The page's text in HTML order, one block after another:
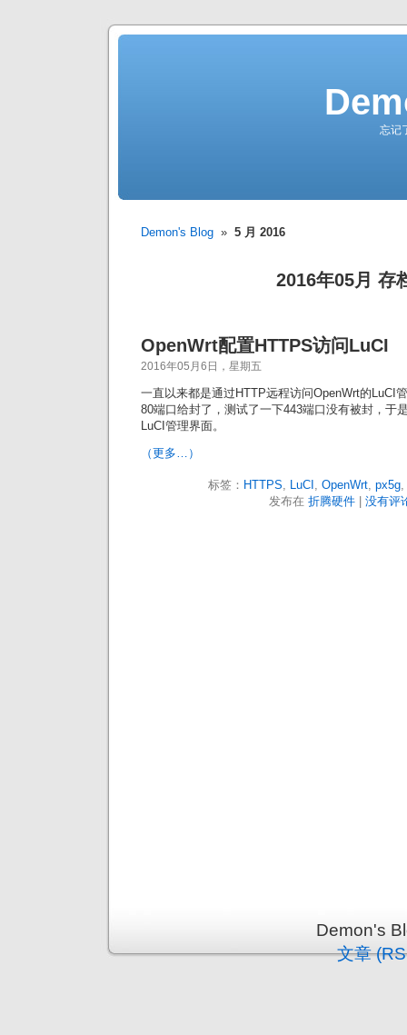
忘记
Demon's Blog » 5 月 2016
2016年05月 存
OpenWrt配置HTTPS访问LuCI
2016年05月6日，星期五
一直以来都是通过HTTP远程访问OpenWrt的LuCI
80端口给封了，测试了一下443端口没有被封，于
LuCI管理界面。
（更多…）
标签： HTTPS, LuCI , OpenWrt, px5g,
发布在 折腾硬件| 没有评
Demon's
文章